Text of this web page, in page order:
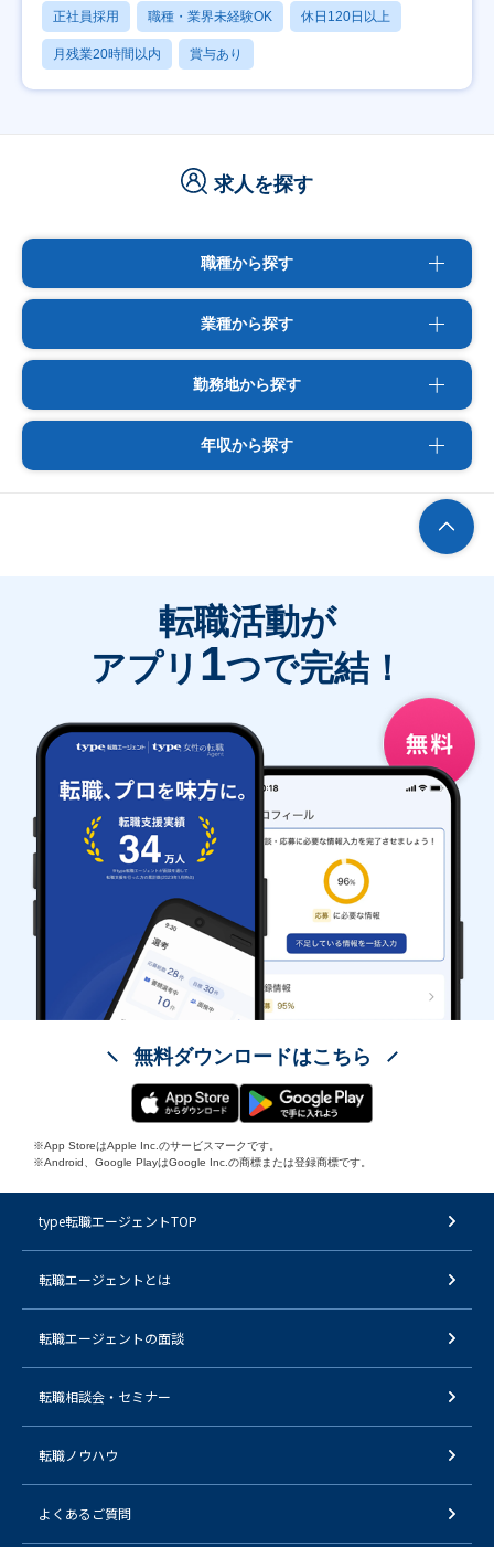
正社員採用 職種・業界未経験OK 休日120日以上
月残業20時間以内 賞与あり
求人を探す
職種から探す
業種から探す
勤務地から探す
年収から探す
転職活動が
アプリ 1つで完結！
無料ダウンロードはこちら
※App StoreはApple Inc.のサービスマークです。
※Android、Google PlayはGoogle Inc.の商標または登録商標です。
type転職エージェントTOP
転職エージェントとは
転職エージェントの面談
転職相談会・セミナー
転職ノウハウ
よくあるご質問